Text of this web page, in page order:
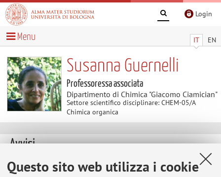
Questo sito web utilizza i cookie
Login
IT EN
Menu
Susanna Guernelli
Professoressa associata
Dipartimento di Chimica "Giacomo Ciamician"
Settore scientifico disciplinare: CHEM-05/A
Chimica organica
Avvisi
Home>Avvisi > Esercitazione chimica organica